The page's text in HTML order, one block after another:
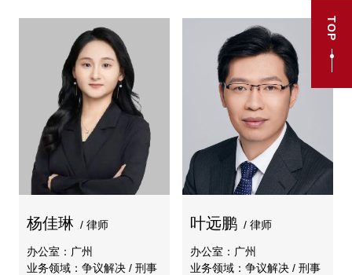
TOP
杨佳琳 / 律师
办公室：广州
业务领域：争议解决 / 刑事
叶远鹏 / 律师
办公室：广州
业务领域：争议解决 / 刑事